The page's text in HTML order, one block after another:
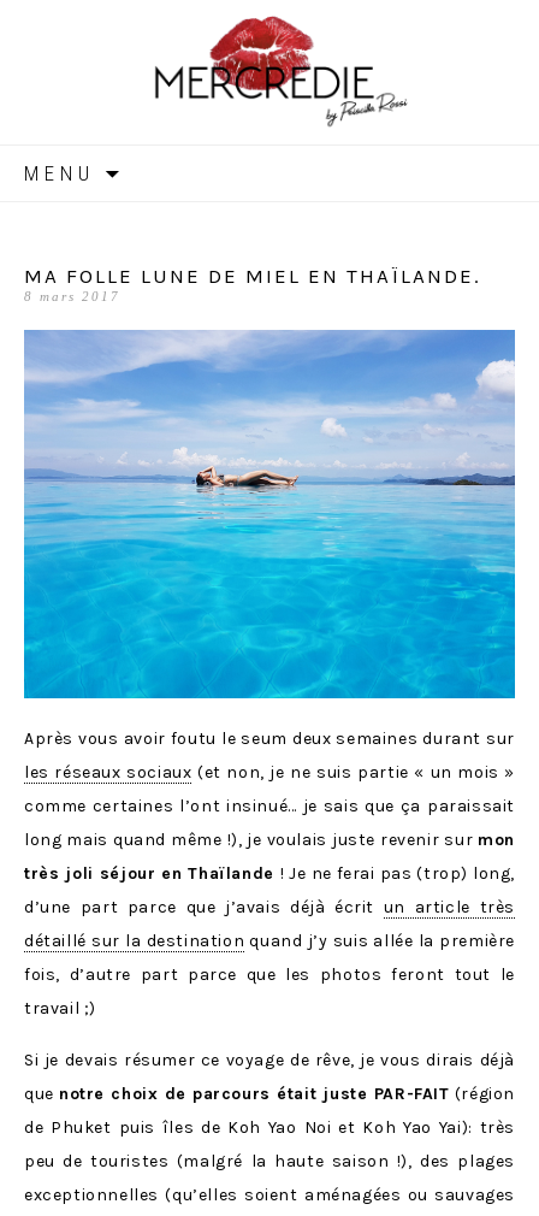
MERCREDIE
MENU
MA FOLLE LUNE DE MIEL EN THAÏLANDE.
8 mars 2017
Après vous avoir foutu le seum deux semaines durant sur
les réseaux sociaux (et non, je ne suis partie « un mois »
comme certaines l’ont insinué… je sais que ça paraissait
long mais quand même !), je voulais juste revenir sur mon
très joli séjour en Thaïlande ! Je ne ferai pas (trop) long,
d’une part parce que j’avais déjà écrit un article très
détaillé sur la destination quand j’y suis allée la première
fois, d’autre part parce que les photos feront tout le
travail ;)
Si je devais résumer ce voyage de rêve, je vous dirais déjà
que notre choix de parcours était juste PAR-FAIT (région
de Phuket puis îles de Koh Yao Noi et Koh Yao Yai): très
peu de touristes (malgré la haute saison !), des plages
exceptionnelles (qu’elles soient aménagées ou sauvages